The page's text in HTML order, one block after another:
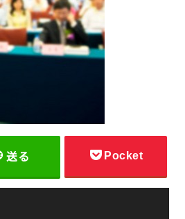
送る Pocket